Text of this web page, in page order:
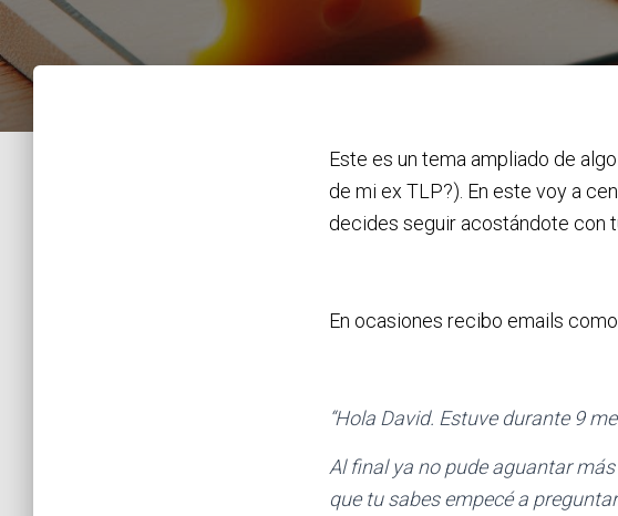
Este es un tema ampliado de
de mi ex TLP?). En este voy a
decides seguir acostándote con
En ocasiones recibo emails
“Hola David. Estuve durante 9
Al final ya no pude aguantar
que tu sabes empecé a